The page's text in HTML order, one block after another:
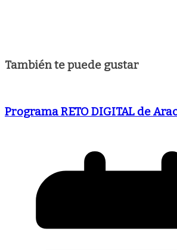
También te puede gustar
Programa RETO DIGITAL de